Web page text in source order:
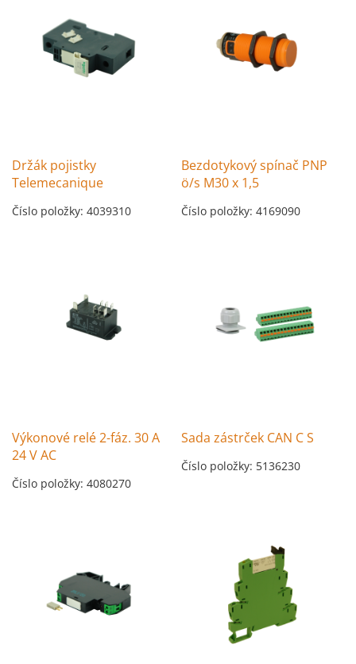
Držák pojistky
Telemecanique
Číslo položky: 4039310
Bezdotykový spínač PNP
ö/s M30 x 1,5
Číslo položky: 4169090
Výkonové relé 2-fáz. 30 A
24 V AC
Číslo položky: 4080270
Sada zástrček CAN C S
Číslo položky: 5136230